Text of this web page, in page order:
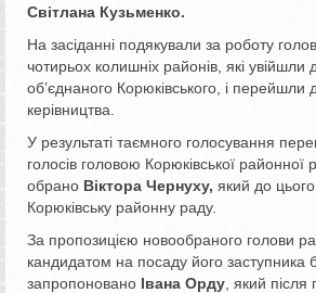
Світлана Кузьменко.
На засіданні подякували за роботу
чотирьох колишніх районів, які увійшли
об’єднаного Корюківського, і перейшли
керівництва.
У результаті таємного голосування
голосів головою Корюківської районної
обрано Віктора Чернуху, який до
Корюківську районну раду.
За пропозицією новообраного голови
кандидатом на посаду його заступника
запропоновано Івана Орду , який